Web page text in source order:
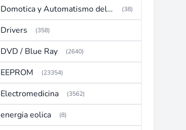
Domotica y Automatismo del hogar (38)
Drivers (358)
DVD / Blue Ray (2640)
EEPROM (23354)
Electromedicina (3562)
energia eolica (8)